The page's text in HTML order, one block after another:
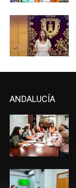
ANDALUCÍA